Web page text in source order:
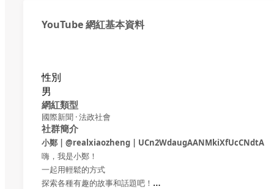
YouTube 網紅基本資料
性別
男
網紅類型
國際新聞 · 法政社會
社群簡介
小鄭 | @realxiaozheng | UCn2WdaugAANMkiXfUcCNdtA
嗨，我是小鄭！
一起用輕鬆的方式
探索各種有趣的故事和話題吧！